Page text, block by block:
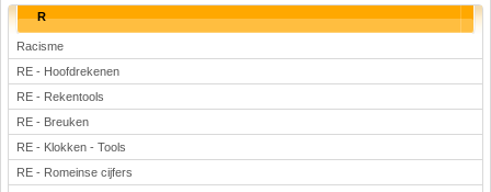
R
Racisme
RE - Hoofdrekenen
RE - Rekentools
RE - Breuken
RE - Klokken - Tools
RE - Romeinse cijfers